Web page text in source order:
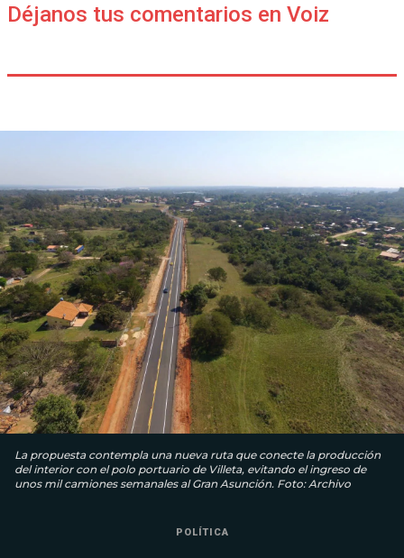
Déjanos tus comentarios en Voiz
La propuesta contempla una nueva ruta que conecte la producción
del interior con el polo portuario de Villeta, evitando el ingreso de
unos mil camiones semanales al Gran Asunción. Foto: Archivo
POLÍTICA